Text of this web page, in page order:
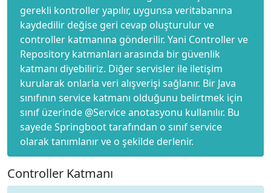
gerekli kontroller yapılır, uygunsa veritabanına
kaydedilir değise geri cevap oluşturulur ve
controller katmanına gönderilir. Yani Controller ve
Repository katmanları arasında bir güvenlik
katmanı diyebiliriz. Diğer servisler ile iletişim
kurularak onlarla veri alışverişi sağlanır. Bir Java
sınıfının service katmanı olduğunu belirtmek için
sınıf üzerinde @Service anotasyonu kullanılır. Bu
sayede Springboot tarafından o sınıf service
olarak tanımlanır ve o şekilde derlenir.
Controller Katmanı